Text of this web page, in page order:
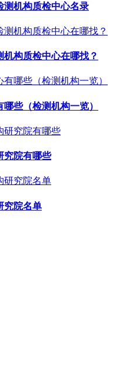
测机构质检中心名录
构质检中心在哪找？
些（检测机构一览）
究院有哪些
究院名单